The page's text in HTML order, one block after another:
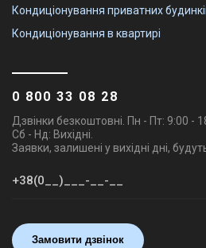
Кондиціонування приватних
Кондиціонування в квартирі
0 800 33 08 28
Дзвінки безкоштовні. Пн - Пт: 9:00 -
Сб - Нд: Вихідні.
Заявки, залишені у вихідні дні,
Замовити дзвінок